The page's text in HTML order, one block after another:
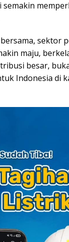
sektor
maju,
besar,
Indonesia di